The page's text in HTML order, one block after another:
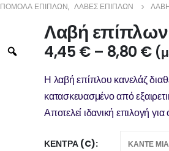
ΠΌΜΟΛΑ ΕΠΊΠΛΩΝ, ΛΑΒΈΣ ΕΠΊΠΛΩΝ
Λαβή
4,45 € – 8,80 €
Η λαβή επίπλου κανελάζ
κατασκευασμένο από
Αποτελεί ιδανική επιλογή
ΚΈΝΤΡΑ (C)